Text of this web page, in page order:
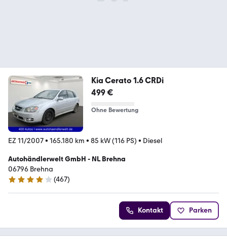
Kia Cerato 1.6 CRDi
499 €
Ohne Bewertung
EZ 11/2007• 165.180 km • 85 kW (116 PS) • Diesel
Autohändlerwelt GmbH - NL Brehna
06796 Brehna
4 Sterne
(467)
Kontakt Parken